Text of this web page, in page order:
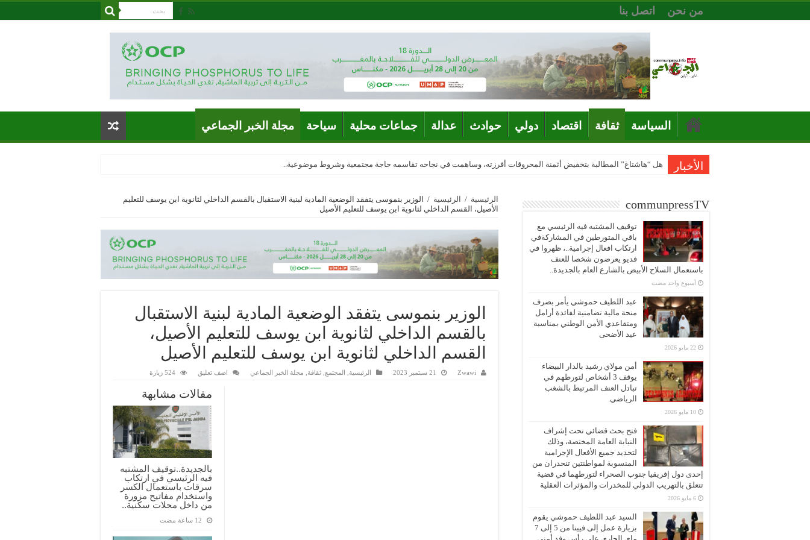
من نحن اتصل بنا
السياسة ثقافة اقتصاد دولي حوادث عدالة جماعات محلية سياحة مجلة الخبر الجماعي
الأخبار هل “هاشتاغ” المطالبة بتخفيض أثمنة المحروقات أفرزته، وساهمت في نجاحه تقاسمه حاجة مجتمعية وشروط موضوعية..
الرئيسية / الرئيسية /
الوزير بنموسى يتفقد الوضعية المادية لبنية الاستقبال بالقسم الداخلي لثانوية ابن يوسف للتعليم
الأصيل، القسم الداخلي لثانوية ابن يوسف للتعليم الأصيل
الوزير بنموسى يتفقد الوضعية المادية لبنية الاستقبال
بالقسم الداخلي لثانوية ابن يوسف للتعليم الأصيل،
القسم الداخلي لثانوية ابن يوسف للتعليم الأصيل
Zwawi 21 سبتمبر 2023 الرئيسية المجتمع ثقافة مجلة الخبر الجماعي اضف تعليق 524 زيارة
مقالات مشابهة
بالجديدة..توقيف المشتبه
فيه الرئيسي في ارتكاب
سرقات باستعمال الكسر
واستخدام مفاتيح مزورة
من داخل محلات سكنية..
communpressTV
توقيف المشتبه فيه الرئيسي مع
باقي المتورطين في المشاركةفي
ارتكاب افعال إجرامية..، ظهروا في
فديو يعرضون شخصا للعنف
باستعمال السلاح الأبيض بالشارع العام بالجديدة..
‏أسبوع واحد مضت
عبد اللطيف حموشي يأمر بصرف
منحة مالية تضامنية لفائدة أرامل
ومتقاعدي الأمن الوطني بمناسبة
عيد الأضحى
22 مايو 2026
أمن مولاي رشيد بالدار البيضاء
يوقف 3 أشخاص لتورطهم في
تبادل العنف المرتبط بالشغب
الرياضي.
10 مايو 2026
فتح بحث قضائي تحت إشراف
النيابة العامة المختصة، وذلك
لتحديد جميع الأفعال الإجرامية
المنسوبة لمواطنتين تنحدران من
إحدى دول إفريقيا جنوب الصحراء لتورطهما في قضية
تتعلق بالتهريب الدولي للمخدرات والمؤثرات العقلية
6 مايو 2026
السيد عبد اللطيف حموشي يقوم
بزيارة عمل إلى فيينا من 5 إلى 7